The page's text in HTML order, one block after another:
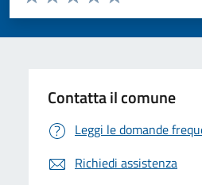
Valuta 5 stelle su
Valuta 4 stelle su 5
Valuta 3 stelle su 5
Valuta 2 stelle su 5
Valuta 1 stelle su 5
Contatta il comune
Leggi le domande
Richiedi assistenza